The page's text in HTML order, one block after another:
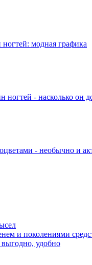
модная графика
- насколько он
- необычно и
и поколениями
удобно